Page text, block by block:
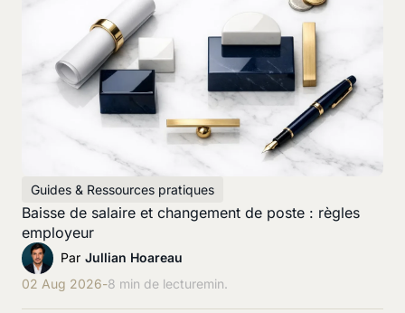
Guides & Ressources pratiques
Baisse de salaire et changement de poste : règles
employeur
Par Jullian Hoareau
02 Aug 2026-8 min de lecturemin.